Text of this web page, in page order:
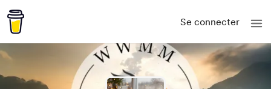
Se connecter